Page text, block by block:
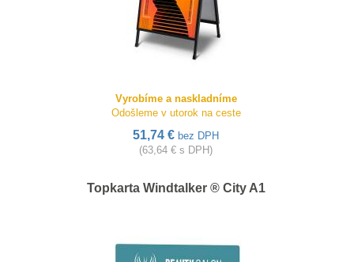
Vyrobíme a naskladníme
Odošleme v utorok na ceste
51,74 € bez DPH
(63,64 € s DPH)
Topkarta Windtalker ® City A1